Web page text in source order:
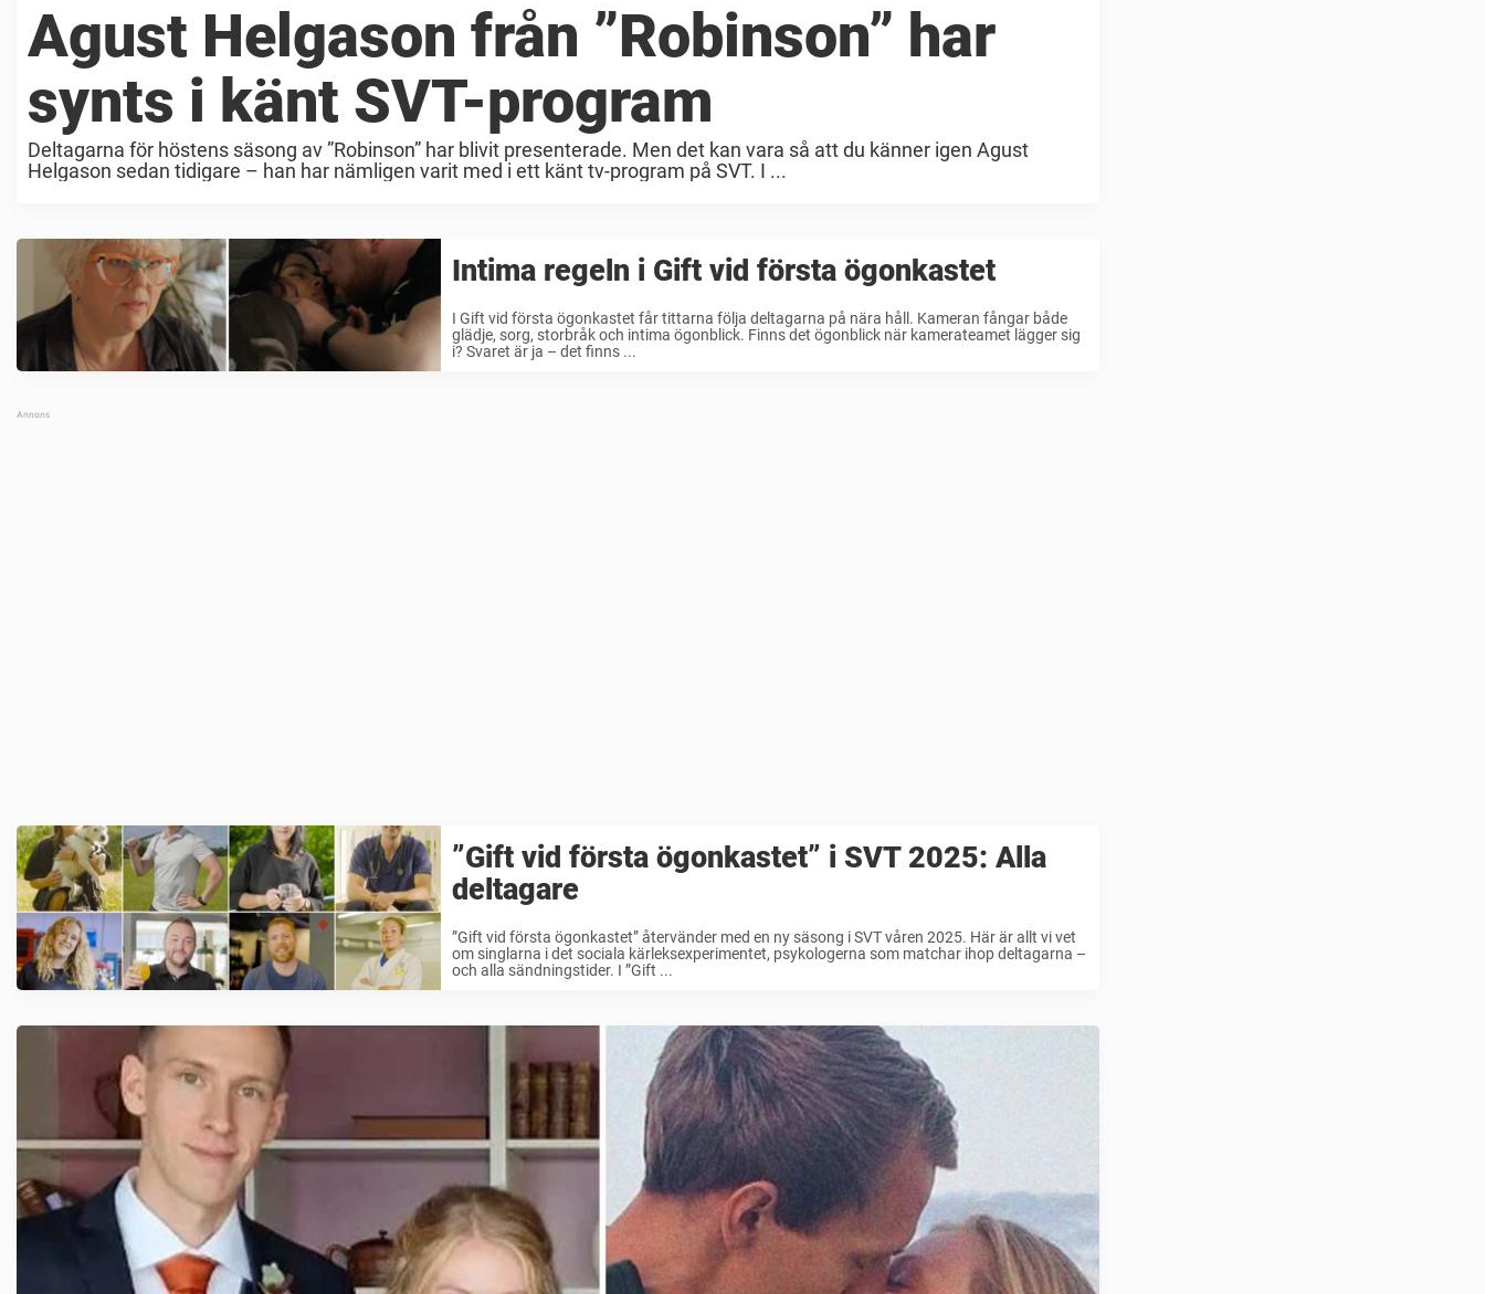
Agust Helgason från ”Robinson” har
synts i känt SVT-program
Deltagarna för höstens säsong av ”Robinson” har blivit presenterade. Men det kan vara så att du känner igen Agust
Helgason sedan tidigare – han har nämligen varit med i ett känt tv-program på SVT. I ...
Intima regeln i Gift vid första ögonkastet
I Gift vid första ögonkastet får tittarna följa deltagarna på nära håll. Kameran fångar både
glädje, sorg, storbråk och intima ögonblick. Finns det ögonblick när kamerateamet lägger sig
i? Svaret är ja – det finns ...
”Gift vid första ögonkastet” i SVT 2025: Alla
deltagare
”Gift vid första ögonkastet” återvänder med en ny säsong i SVT våren 2025. Här är allt vi vet
om singlarna i det sociala kärleksexperimentet, psykologerna som matchar ihop deltagarna –
och alla sändningstider. I ”Gift ...